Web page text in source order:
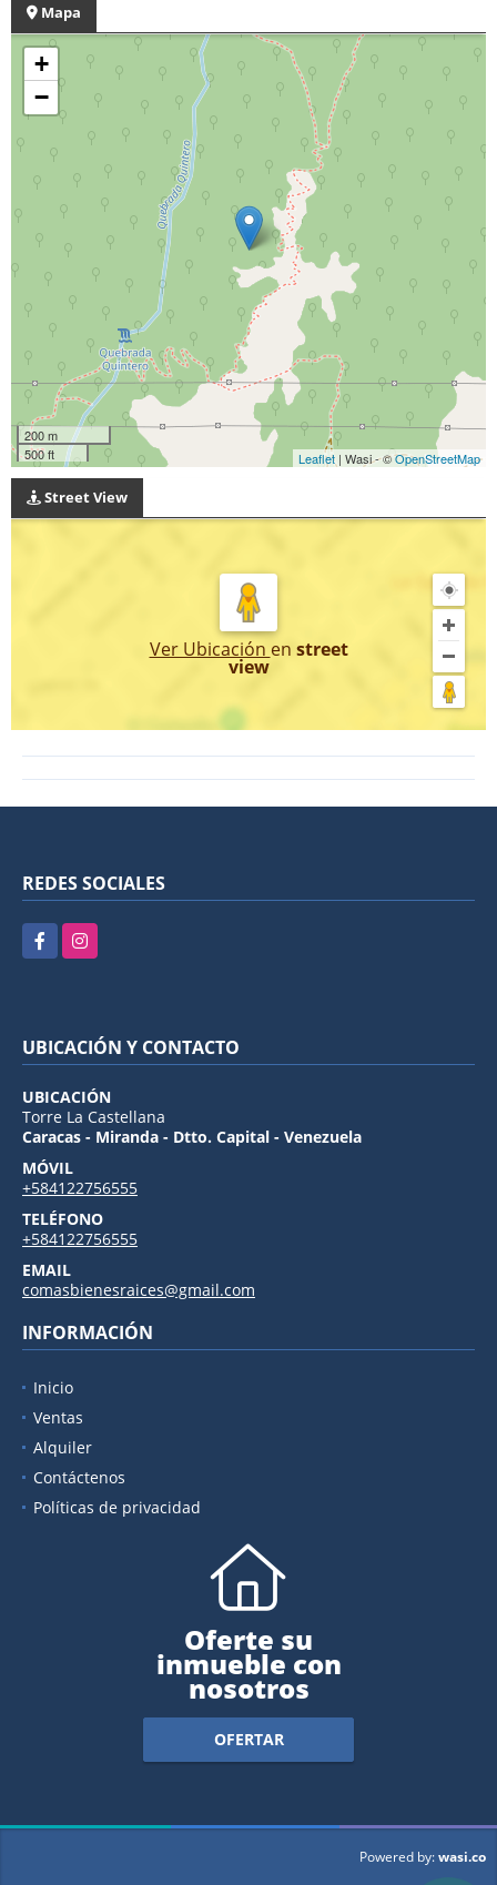
Mapa
+
−
200 m
500 ft
Leaflet | Wasi - ©OpenStreetMap
Street View
Ver Ubicación en street
view
REDES SOCIALES
FacebookInstagram
UBICACIÓN Y CONTACTO
UBICACIÓN
Torre La Castellana
Caracas - Miranda - Dtto. Capital - Venezuela
MÓVIL
+584122756555
TELÉFONO
+584122756555
EMAIL
comasbienesraices@gmail.com
INFORMACIÓN
Inicio
Ventas
Alquiler
Contáctenos
Políticas de privacidad
Oferte su
inmueble con
nosotros
OFERTAR
Powered by:wasi.co